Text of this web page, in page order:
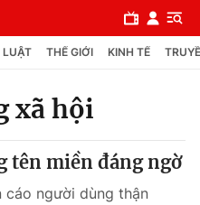
LUẬT THẾ GIỚI KINH TẾ
xã hội
tên miền đáng ngờ
cáo người dùng thận